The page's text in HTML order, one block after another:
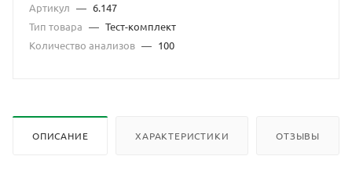
Артикул — 6.147
Тип товара — Тест-комплект
Количество анализов — 100
ОПИСАНИЕ ХАРАКТЕРИСТИКИ ОТЗЫВЫ